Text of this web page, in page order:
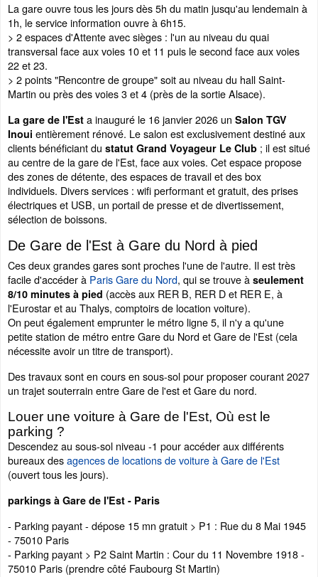
La gare ouvre tous les jours dès 5h du matin jusqu'au lendemain à
1h, le service information ouvre à 6h15.
> 2 espaces d'Attente avec sièges : l'un au niveau du quai
transversal face aux voies 10 et 11 puis le second face aux voies
22 et 23.
> 2 points "Rencontre de groupe" soit au niveau du hall Saint-
Martin ou près des voies 3 et 4 (près de la sortie Alsace).
La gare de l'Est a inauguré le 16 janvier 2026 un Salon TGV
Inoui entièrement rénové. Le salon est exclusivement destiné aux
clients bénéficiant du statut Grand Voyageur Le Club ; il est situé
au centre de la gare de l'Est, face aux voies. Cet espace propose
des zones de détente, des espaces de travail et des box
individuels. Divers services : wifi performant et gratuit, des prises
électriques et USB, un portail de presse et de divertissement,
sélection de boissons.
De Gare de l'Est à Gare du Nord à pied
Ces deux grandes gares sont proches l'une de l'autre. Il est très
facile d'accéder à Paris Gare du Nord, qui se trouve à seulement
8/10 minutes à pied (accès aux RER B, RER D et RER E, à
l'Eurostar et au Thalys, comptoirs de location voiture).
On peut également emprunter le métro ligne 5, il n'y a qu'une
petite station de métro entre Gare du Nord et Gare de l'Est (cela
nécessite avoir un titre de transport).
Des travaux sont en cours en sous-sol pour proposer courant 2027
un trajet souterrain entre Gare de l'est et Gare du nord.
Louer une voiture à Gare de l'Est, Où est le
parking ?
Descendez au sous-sol niveau -1 pour accéder aux différents
bureaux desagences de locations de voiture à Gare de l'Est
(ouvert tous les jours).
parkings à Gare de l'Est - Paris
- Parking payant - dépose 15 mn gratuit > P1 : Rue du 8 Mai 1945
- 75010 Paris
- Parking payant > P2 Saint Martin : Cour du 11 Novembre 1918 -
75010 Paris (prendre côté Faubourg St Martin)